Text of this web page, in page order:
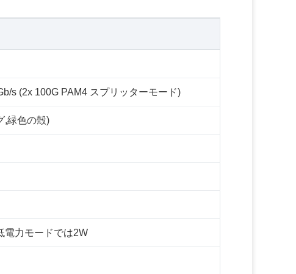
s (2x 100G PAM4 スプリッターモード)
,緑色の殻)
電力モードでは2W